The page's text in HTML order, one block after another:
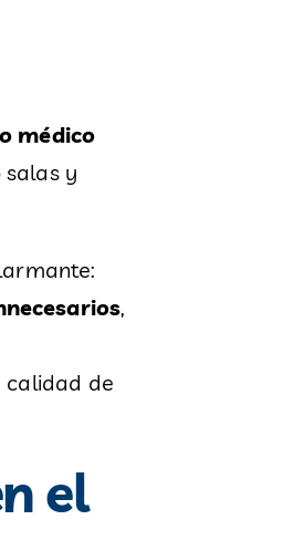
médico
salas y
,
calidad de
el